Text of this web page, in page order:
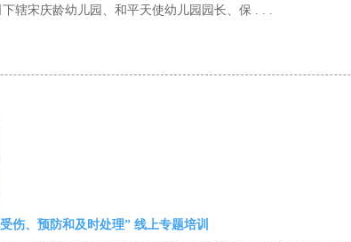
辖宋庆龄幼儿园、和平天使幼儿园园长、保 . . .
伤、预防和及时处理” 线上专题培训